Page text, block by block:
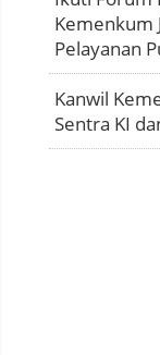
Kemenkum
Pelayanan
Kanwil
Sentra KI